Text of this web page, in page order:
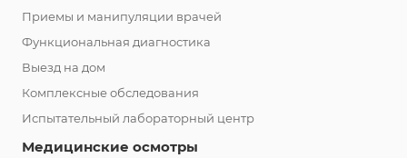
Приемы и манипуляции врачей
Функциональная диагностика
Выезд на дом
Комплексные обследования
Испытательный лабораторный центр
Медицинские осмотры